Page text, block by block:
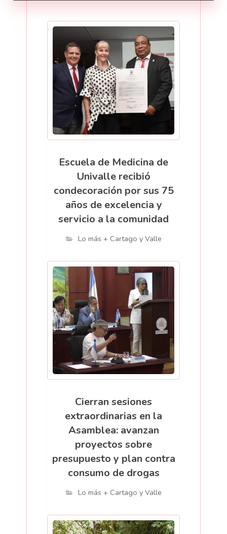
Escuela de Medicina de
Univalle recibió
condecoración por sus 75
años de excelencia y
servicio a la comunidad
Lo más + Cartago y Valle
Cierran sesiones
extraordinarias en la
Asamblea: avanzan
proyectos sobre
presupuesto y plan contra
consumo de drogas
Lo más + Cartago y Valle